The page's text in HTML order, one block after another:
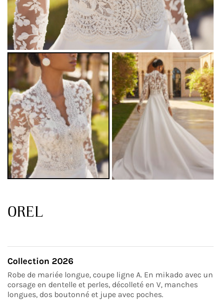
OREL
Collection 2026
Robe de mariée longue, coupe ligne A. En mikado avec un
corsage en dentelle et perles, décolleté en V, manches
longues, dos boutonné et jupe avec poches.